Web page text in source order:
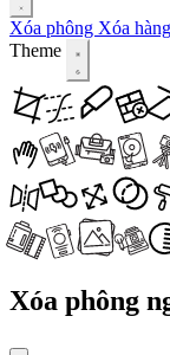
Xóa phông Xóa
Theme
Xóa phông